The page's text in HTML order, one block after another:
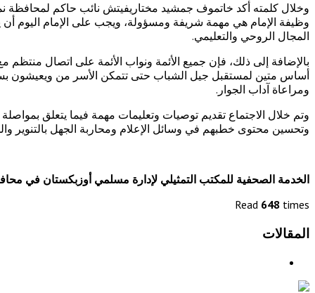
وخلال كلمته أكد خاتموف جمشيد مختاريفيتش نائب حاكم لمحافظة
وظيفة الإمام هي مهمة شريفة ومسؤولة، ويجب على الإمام اليوم أن
المجال الروحي والتعليمي.
بالإضافة إلى ذلك، فإن جميع الأئمة ونواب الأئمة على اتصال
أساس متين لمستقبل جيل الشباب حتى تتمكن الأسر من ويعيشون
ومراعاة آداب الجوار.
وتم خلال الاجتماع تقديم توصيات وتعليمات مهمة فيما يتعلق
وتحسين محتوى خطبهم في وسائل الإعلام ومحاربة الجهل بالتنوير
الخدمة الصحفية للمكتب التمثيلي لإدارة مسلمي أوزبكستان في
Read 648 times
المقالات